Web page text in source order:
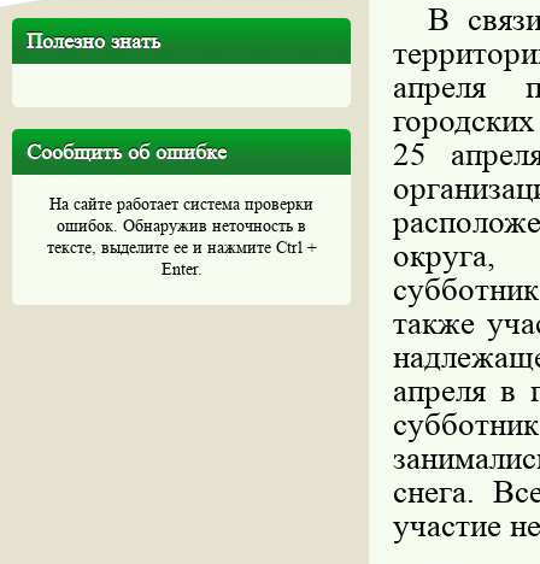
Полезно знать
Сообщить об ошибке
На сайте работает система проверки
ошибок. Обнаружив неточность в
тексте, выделите ее и нажмите Ctrl +
Enter.
В связи
апреля
25
также
апреля в
снега.
участие